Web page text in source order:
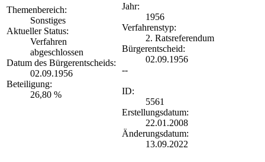
Themenbereich:
Sonstiges
Aktueller Status:
Verfahren
abgeschlossen
Datum des Bürgerentscheids:
02.09.1956
Beteiligung:
26,80 %
Jahr:
1956
Verfahrenstyp:
2. Ratsreferendum
Bürgerentscheid:
02.09.1956
--
ID:
5561
Erstellungsdatum:
22.01.2008
Änderungsdatum:
13.09.2022